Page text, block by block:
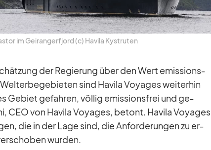
im Ge­i­rang­erfjord (c) Ha­vila Kys­tru­ten
der Re­gie­rung über den Wert emis­si­ons­
sind Ha­vila Voy­a­ges wei­ter­hin
Ge­biet ge­fah­ren, völ­lig emis­si­ons­frei und ge­
CEO von Ha­vila Voy­a­ges, be­tont. Ha­vila Voy­a­ges
die in der Lage sind, die An­for­de­run­gen zu er­
wur­den.